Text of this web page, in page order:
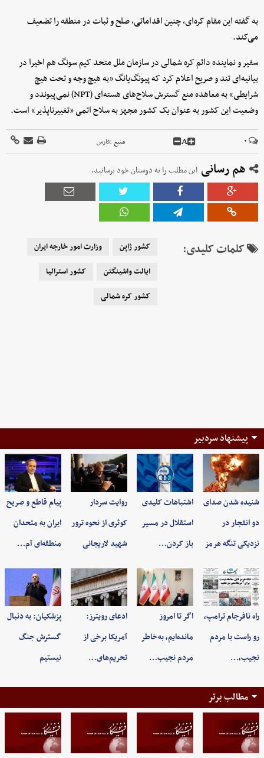
به گفته این مقام کره‌ای، چنین اقداماتی، صلح و ثبات در منطقه را تضعیف
می‌کند.
سفیر و نماینده دائم کره شمالی در سازمان ملل متحد کیم سونگ هم اخیرا در
بیانیه‌ای تند و صریح اعلام کرد که پیونگ‌یانگ «به هیچ وجه و تحت هیچ
شرایطی» به معاهده منع گسترش سلاح‌های هسته‌ای (NPT) نمی‌پیوندد و
وضعیت این کشور به عنوان یک کشور مجهز به سلاح اتمی «تغییرناپذیر» است.
۰ A منبع :فارس
هم رسانی این مطلب را به دوستان خود برسانید.
کلمات کلیدی: کشور ژاپن
وزارت امور خارجه ایران
ایالت واشینگتن
کشور استرالیا
کشور کره شمالی
پیشنهاد سردبیر
شنیده شدن صدای
دو انفجار در
نزدیکی تنگه هرمز
اشتباهات کلیدی
استقلال در مسیر
باز کردن…
روایت سردار
کوثری از نحوه ترور
شهید لاریجانی
پیام قاطع و صریح
ایران به متحدان
منطقه‌ای آم…
راه نافرجام ترامپ،
رو راست با مردم
نجیب،…
اگر تا امروز
مانده‌ایم، به‌خاطر
مردم نجیب…
ادعای رویترز:
آمریکا برخی از
تحریم‌های…
پزشکیان: به‌ دنبال
گسترش جنگ
نیستیم
مطالب برتر